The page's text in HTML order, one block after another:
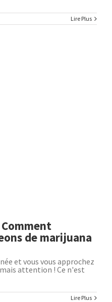
Lire Plus
de marijuana
et vous vous approchez
attention ! Ce n'est
Lire Plus